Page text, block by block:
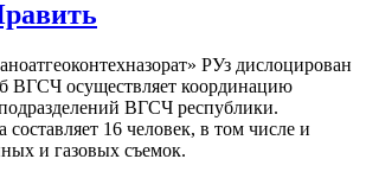
РУз дислоцирован
ВГСЧ осуществляет координацию
подразделений ВГСЧ республики.
16 человек, в том числе и
и газовых съемок.